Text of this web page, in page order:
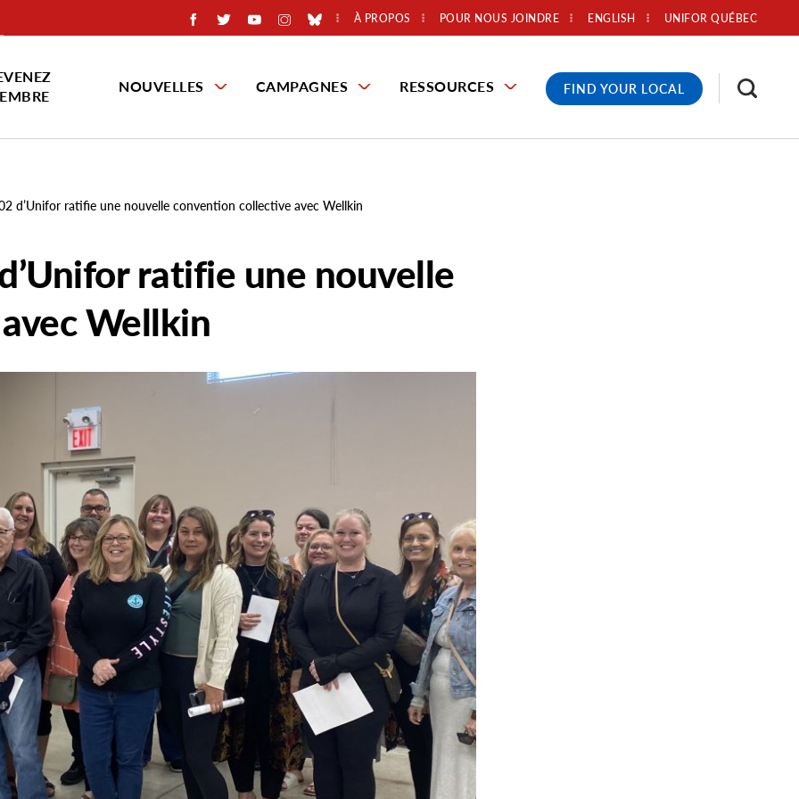
À PROPOS POUR NOUS JOINDRE UNIFOR QUÉBEC
ENGLISH
NOUVELLES CAMPAGNES RESSOURCES FIND YOUR LOCAL
d’Unifor ratifie une nouvelle convention collective avec Wellkin
ratifie une nouvelle
Wellkin